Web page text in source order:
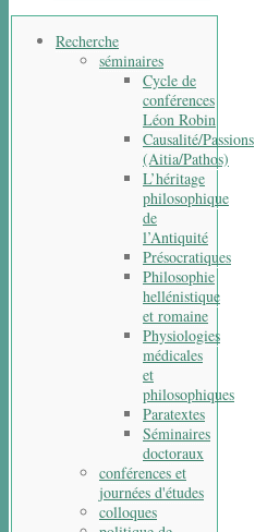
Recherche
séminaires
Cycle de
conférences
Léon Robin
Causalité/Passions
(Aitia/Pathos)
L’héritage
philosophique
de
l’Antiquité
Présocratiques
Philosophie
hellénistique
et romaine
Physiologies
médicales
et
philosophiques
Paratextes
Séminaires
doctoraux
conférences et
journées d'études
colloques